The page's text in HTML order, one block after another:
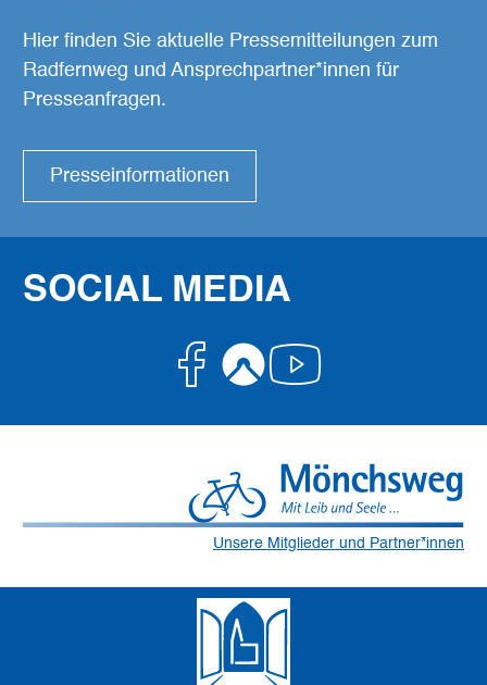
Hier finden Sie aktuelle Pressemitteilungen zum
Radfernweg und Ansprechpartner*innen für
Presseanfragen.
Presseinformationen
SOCIAL MEDIA
Facebook
Komoot
Youtube
Unsere Mitglieder und Partner*innen